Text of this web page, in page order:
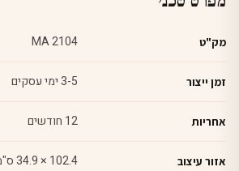
מק"ט MA 2104
זמן ייצור 3-5 ימי עסקים
אחריות 12 חודשים
אזור עיצוב 102.4 × 34.9 ס"מ